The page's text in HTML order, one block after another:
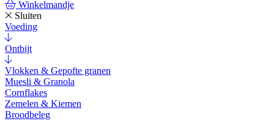
Winkelmandje
Sluiten
Voeding
Ontbijt
Vlokken & Gepofte granen
Muesli & Granola
Cornflakes
Zemelen & Kiemen
Broodbeleg